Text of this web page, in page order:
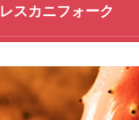
スカニフォーク